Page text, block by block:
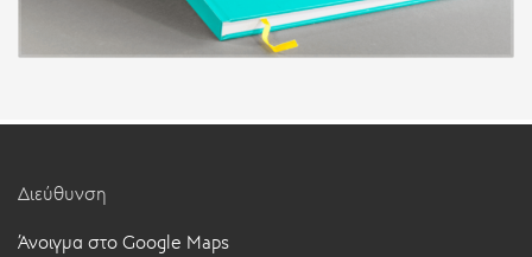
Διεύθυνση
Άνοιγμα στο Google Maps